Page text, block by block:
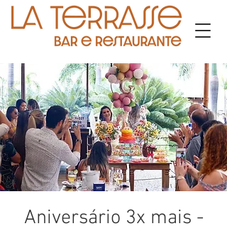
Aniversário 3x mais -